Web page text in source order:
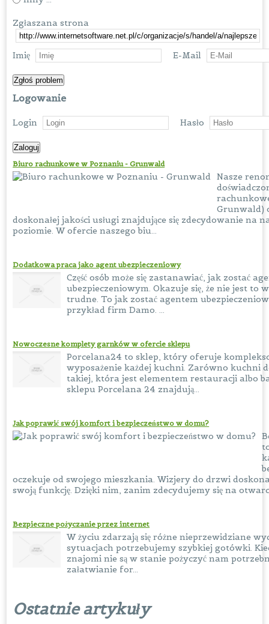
Zgłaszana strona
Imię E-Mail
Logowanie
Login Hasło
Biuro rachunkowe w Poznaniu - Grunwald
Nasze
Grunwald)
doskonałej jakości usługi znajdujące się zdecydowanie na
poziomie. W ofercie naszego biu...
Dodatkowa praca jako agent ubezpieczeniowy
Część osób może się zastanawiać, jak zostać
ubezpieczeniowym. Okazuje się, że nie jest to
trudne. To jak zostać agentem
przykład firm Damo. ...
Nowoczesne komplety garnków w ofercie sklepu
Porcelana24 to sklep, który oferuje
wyposażenie każdej kuchni. Zarówno kuchni
takiej, która jest elementem restauracji albo
sklepu Porcelana 24 znajdują...
Jak poprawić swój komfort i bezpieczeństwo w domu?
oczekuje od swojego mieszkania. Wizjery do drzwi
swoją funkcję. Dzięki nim, zanim zdecydujemy się na
Bezpieczne pożyczanie przez internet
W życiu zdarzają się różne nieprzewidziane
sytuacjach potrzebujemy szybkiej gotówki.
znajomi nie są w stanie pożyczyć nam
załatwianie for...
Ostatnie artykuły